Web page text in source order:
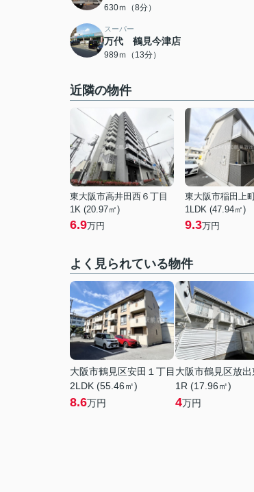
630ｍ（8分）
スーパー
万代 鶴見今津店
989ｍ（13分）
近隣の物件
東大阪市高井田西６丁目
1K (20.97㎡)
6.9万円
東大阪市稲田上
1LDK (47.94㎡)
9.3万円
よく見られている物件
大阪市鶴見区安田１丁目
2LDK (55.46㎡)
8.6万円
大阪市鶴見区放出
1R (17.96㎡)
4万円